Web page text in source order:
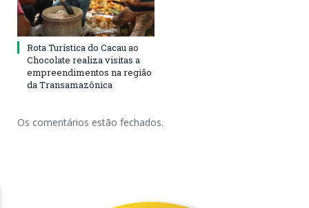
Rota Turística do Cacau ao
Chocolate realiza visitas a
empreendimentos na região
da Transamazônica
Os comentários estão fechados.